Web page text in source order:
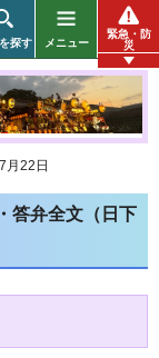
探す メニュー
緊急・防
災
月22日
答弁全文（日下